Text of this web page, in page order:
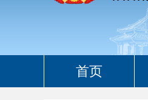
首页